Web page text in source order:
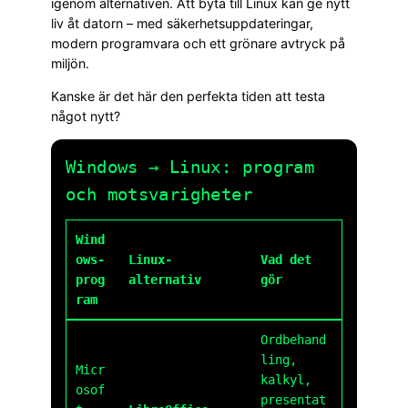
liv åt datorn – med säkerhetsuppdateringar,
modern programvara och ett grönare avtryck på
miljön.
Kanske är det här den perfekta tiden att testa
något nytt?
Windows → Linux: program
och motsvarigheter
Wind
ows-
prog
ram
Linux-
alternativ
Vad det
gör
Micr
osof
Ordbehand
ling,
kalkyl,
presentat